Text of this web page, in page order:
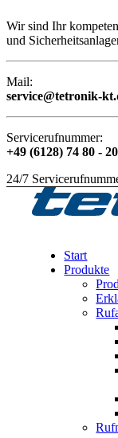
Wir sind Ihr
und
Mail:
service@tetronik-
Servicerufnummer:
+49 (6128) 74 80 -
24/7
Start
Produkte